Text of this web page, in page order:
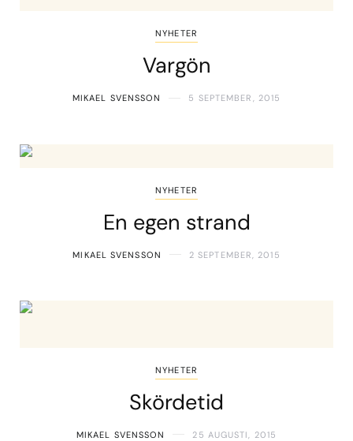
NYHETER
Vargön
MIKAEL SVENSSON 5 SEPTEMBER, 2015
NYHETER
En egen strand
MIKAEL SVENSSON 2 SEPTEMBER, 2015
NYHETER
Skördetid
MIKAEL SVENSSON 25 AUGUSTI, 2015